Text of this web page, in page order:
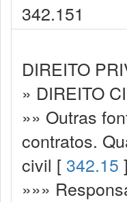
342.151
DIREITO
» DIREITO
»» Outras
contratos.
civil [ 342.15 ]
»»»